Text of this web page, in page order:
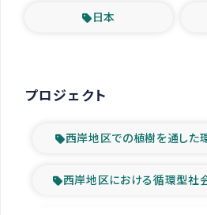
日本
プロジェクト
西岸地区での植樹を通した
西岸地区における循環型社